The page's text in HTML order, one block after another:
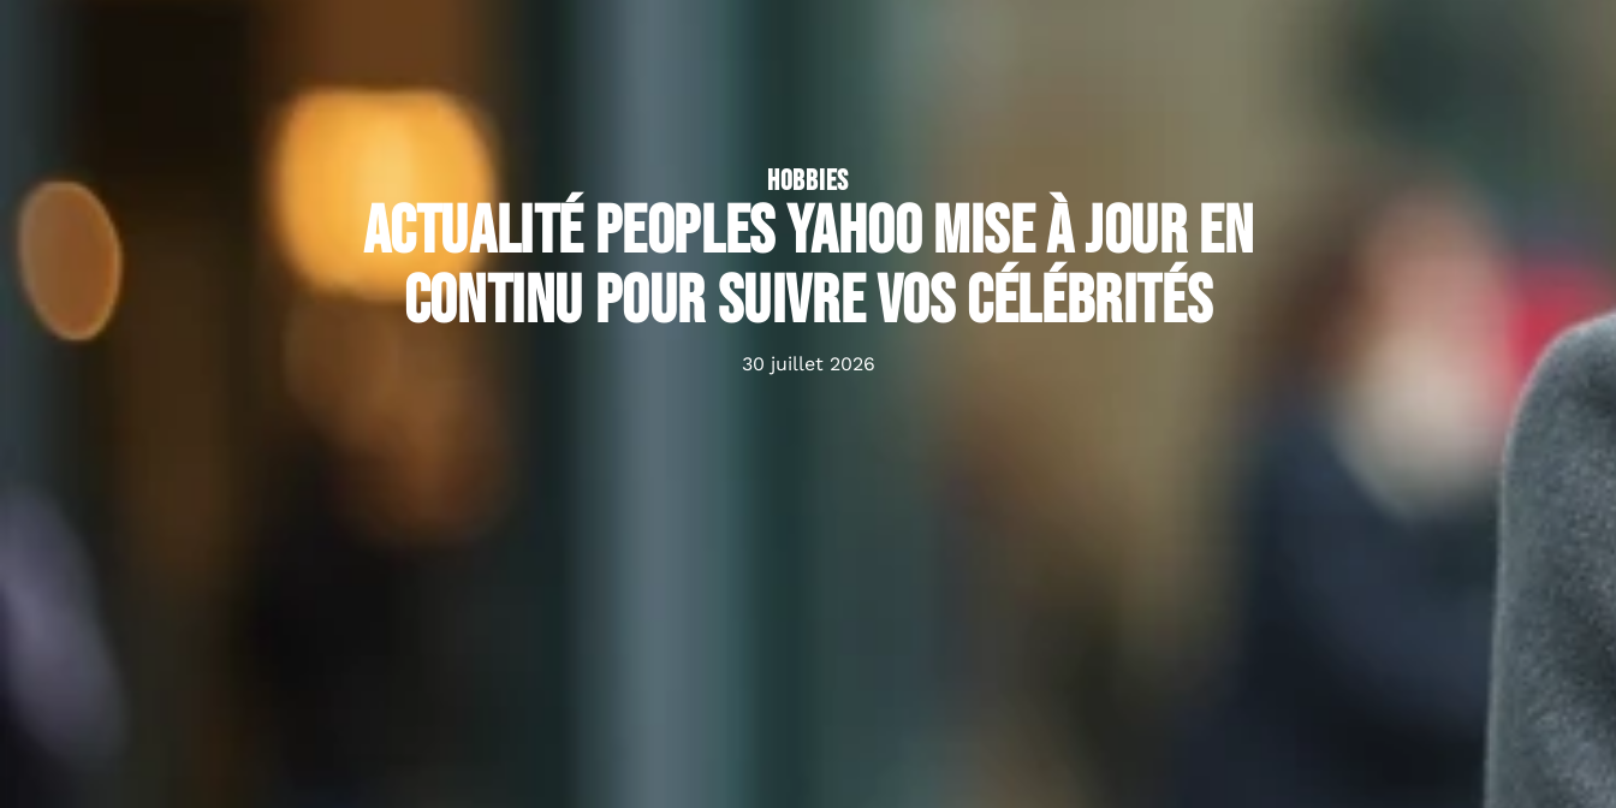
HOBBIES
Actualité peoples yahoo mise à jour en
continu pour suivre vos célébrités
30 juillet 2026